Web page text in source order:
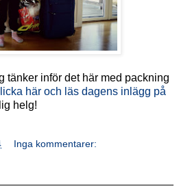
tänker inför det här med packning
här och läs dagens inlägg på
helg!
Inga kommentarer: